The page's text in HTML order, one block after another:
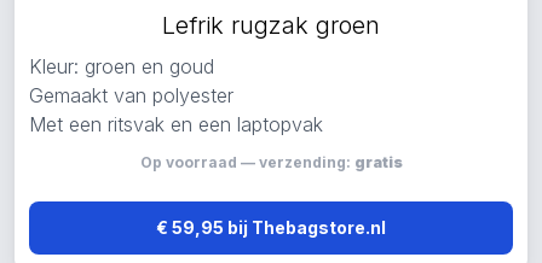
Lefrik rugzak groen
Kleur: groen en goud
Gemaakt van polyester
Met een ritsvak en een laptopvak
Op voorraad — verzending: gratis
€ 59,95 bij Thebagstore.nl